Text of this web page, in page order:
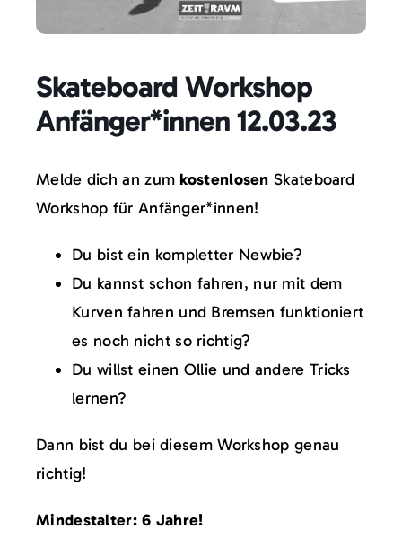
Skateboard Workshop
Anfänger*innen 12.03.23
Melde dich an zum kostenlosen Skateboard
Workshop für Anfänger*innen!
Du bist ein kompletter Newbie?
Du kannst schon fahren, nur mit dem
Kurven fahren und Bremsen funktioniert
es noch nicht so richtig?
Du willst einen Ollie und andere Tricks
lernen?
Dann bist du bei diesem Workshop genau
richtig!
Mindestalter: 6 Jahre!